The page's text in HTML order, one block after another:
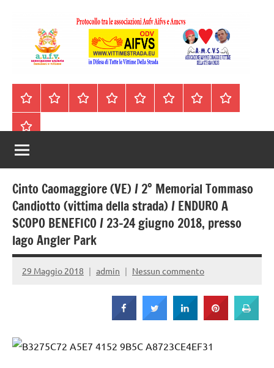
contenuto
A.I.F.V.S.
–
Associazione
Italiana
Familiari
e
Vittime
della
Strada
difesa
di
tutte
vittime
della
strada
HomepageSegnalazioni
Nord
Centro
Sud
ContattiIncidenti
Il
Archivio
Cinto Caomaggiore (VE) / 2° Memorial Tommaso
Candiotto (vittima della strada) / ENDURO A
SCOPO BENEFICO / 23-24 giugno 2018, presso
lago Angler Park
29 Maggio 2018 admin Nessun commento